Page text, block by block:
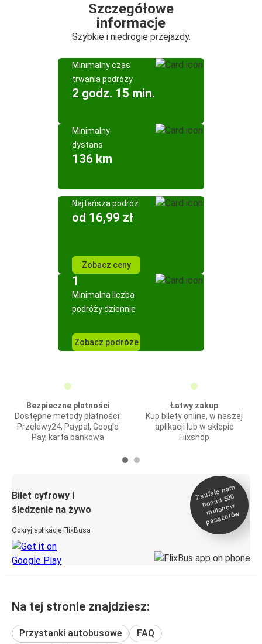
Szczegółowe
informacje
Szybkie i niedrogie przejazdy.
Minimalny czas
trwania podróży
2 godz. 15 min.
Minimalny
dystans
136 km
Najtańsza podróż
od 16,99 zł
Zobacz ceny
1
Minimalna liczba
podróży dziennie
Zobacz podróże
Bezpieczne płatności
Dostępne metody płatności:
Przelewy24, Paypal, Google
Pay, karta bankowa
Łatwy zakup
Kup bilety online, w naszej
aplikacji lub w sklepie
Flixshop
Bilet cyfrowy i
śledzenie na żywo
Odkryj aplikację FlixBusa
Zaufało na
m
ponad 500
milionó
w
pasażeró
w
Na tej stronie znajdziesz:
Przystanki autobusowe
FAQ